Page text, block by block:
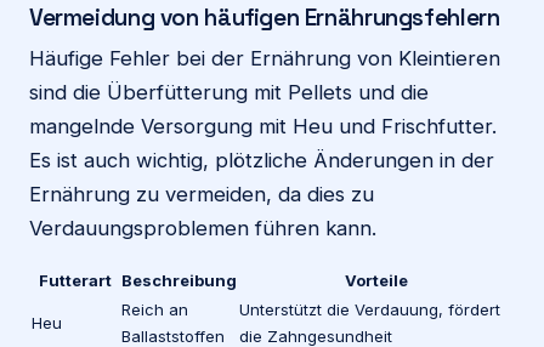
Vermeidung von häufigen Ernährungsfehlern
Häufige Fehler bei der Ernährung von Kleintieren
sind die Überfütterung mit Pellets und die
mangelnde Versorgung mit Heu und Frischfutter.
Es ist auch wichtig, plötzliche Änderungen in der
Ernährung zu vermeiden, da dies zu
Verdauungsproblemen führen kann.
Futterart Beschreibung Vorteile
Heu
Reich an
Ballaststoffen
Unterstützt die Verdauung, fördert
die Zahngesundheit